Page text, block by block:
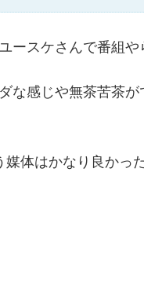
ースケさんで番組や
な感じや無茶苦茶
体はかなり良かっ